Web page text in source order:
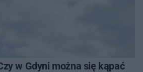
w Gdyni można się kąpać